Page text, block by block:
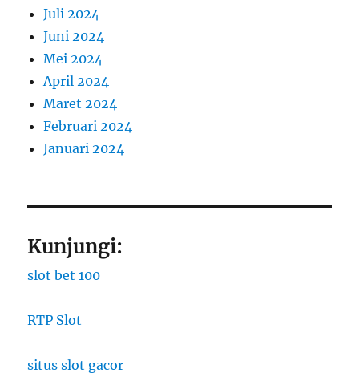
Juli 2024
Juni 2024
Mei 2024
April 2024
Maret 2024
Februari 2024
Januari 2024
Kunjungi:
slot bet 100
RTP Slot
situs slot gacor